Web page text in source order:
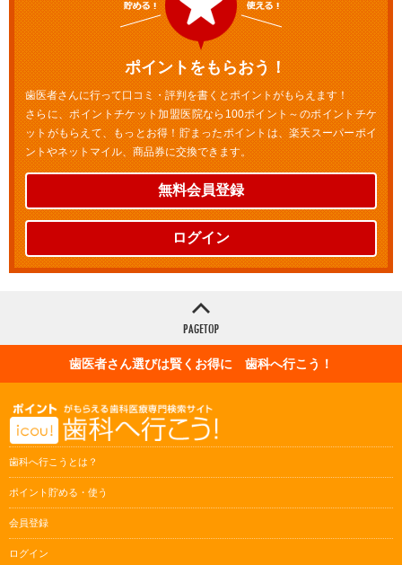
ポイントをもらおう！
歯医者さんに行って口コミ・評判を書くとポイントがもらえます！
さらに、ポイントチケット加盟医院なら100ポイント～のポイントチケ
ットがもらえて、もっとお得！貯まったポイントは、楽天スーパーポイ
ントやネットマイル、商品券に交換できます。
無料会員登録
ログイン
歯医者さん選びは賢くお得に 歯科へ行こう！
歯科へ行こうとは？
ポイント貯める・使う
会員登録
ログイン